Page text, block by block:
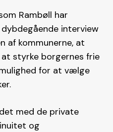
Rambøll har
interview
af kommunerne, at
styrke borgernes frie
for at vælge
med de private
og